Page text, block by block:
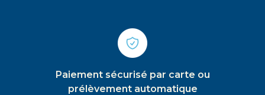
Paiement sécurisé par carte ou
prélèvement automatique